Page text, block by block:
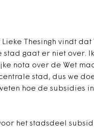
Thesingh vindt dat
stad gaat er niet over.
nota over de Wet
stad, dus we
hoe de subsidies in
het stadsdeel